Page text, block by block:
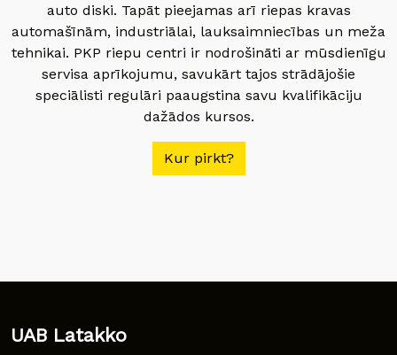
auto diski. Tapāt pieejamas arī riepas kravas
automašīnām, industriālai, lauksaimniecības un meža
tehnikai. PKP riepu centri ir nodrošināti ar mūsdienīgu
servisa aprīkojumu, savukārt tajos strādājošie
speciālisti regulāri paaugstina savu kvalifikāciju
dažādos kursos.
Kur pirkt?
UAB Latakko